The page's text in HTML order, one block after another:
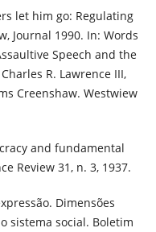
let him go: Regulating
Journal 1990. In: Words
Speech and the
R. Lawrence III,
Creenshaw. Westwiew
and fundamental
Review 31, n. 3, 1937.
Dimensões
sistema social. Boletim